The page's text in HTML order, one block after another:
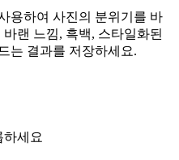
용하여 사진의 분위기를 바
랜 느낌, 흑백, 스타일화된
는 결과를 저장하세요.
하세요